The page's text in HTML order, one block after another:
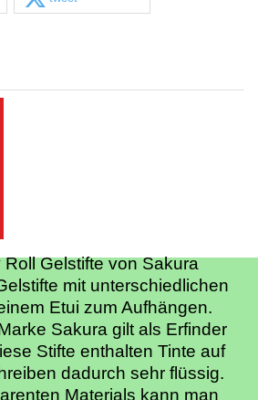
Gelstifte von Sakura
mit unterschiedlichen
Etui zum Aufhängen.
Sakura gilt als Erfinder
Stifte enthalten Tinte auf
dadurch sehr flüssig.
Materials kann man